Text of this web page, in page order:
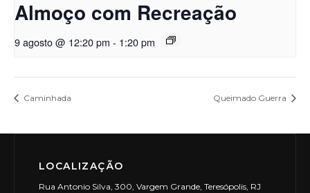
Almoço com Recreação
9 agosto @ 12:20 pm - 1:20 pm
Caminhada Queimado Guerra
LOCALIZAÇÃO
Rua Antonio Silva, 300, Vargem Grande, Teresópolis, RJ